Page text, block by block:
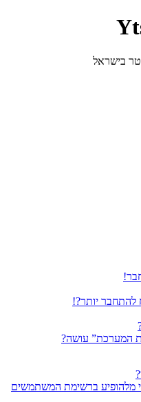
בישראל
להתחבר יותר?!
המערכת” עושה?
מלהופיע ברשימת המשתמשים